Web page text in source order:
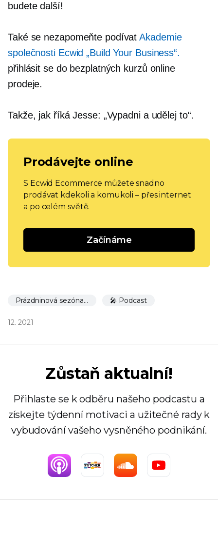
budete další!
Také se nezapomeňte podívatAkademie
společnosti Ecwid „Build Your Business“.
přihlásit se do bezplatných kurzů online
prodeje.
Takže, jak říká Jesse: „Vypadni a udělej to“.
Prodávejte online
S Ecwid Ecommerce můžete snadno
prodávat kdekoli a komukoli – přes internet
a po celém světě.
Začínáme
Prázdninová sezóna 🎉 🎤 Podcast
12. 2021
Zůstaň aktualní!
Přihlaste se k odběru našeho podcastu a
získejte týdenní motivaci a užitečné rady k
vybudování vašeho vysněného podnikání.